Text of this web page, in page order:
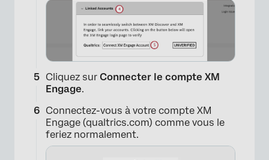
Cliquez sur Connecter le compte XM
Engage.
Connectez-vous à votre compte XM
Engage (qualtrics.com) comme vous le
feriez normalement.